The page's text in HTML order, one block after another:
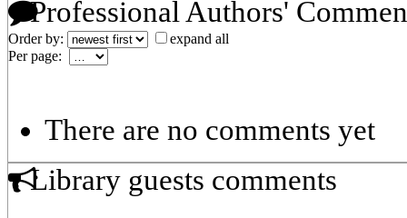
Professional Authors'
Order by:
expand all
Per page:
There are no comments yet
Library guests comments